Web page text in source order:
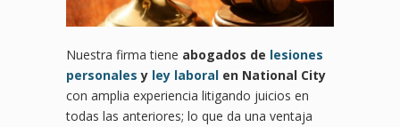
Nuestra firma tiene abogados de lesiones
personales y ley laboral en National City
con amplia experiencia litigando juicios en
todas las anteriores; lo que da una ventaja